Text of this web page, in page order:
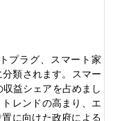
プラグ、スマート家
類されます。スマー
益シェアを占めまし
レンドの高まり、エ
に向けた政府による